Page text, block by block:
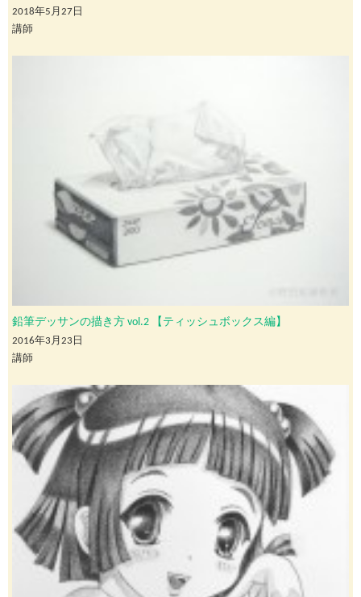
2018年5月27日
講師
鉛筆デッサンの描き方 vol.2 【ティッシュボックス編】
2016年3月23日
講師